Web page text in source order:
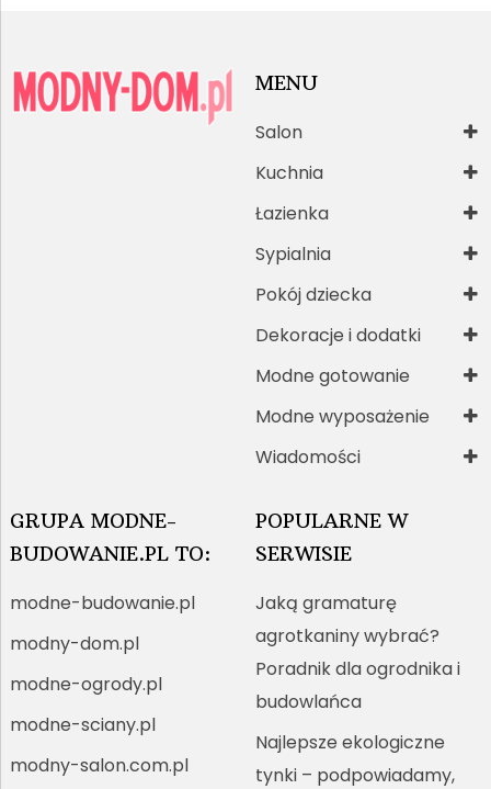
MENU
Salon
Kuchnia
Łazienka
Sypialnia
Pokój dziecka
Dekoracje i dodatki
Modne gotowanie
Modne wyposażenie
Wiadomości
GRUPA MODNE-
BUDOWANIE.PL TO:
modne-budowanie.pl
modny-dom.pl
modne-ogrody.pl
modne-sciany.pl
modny-salon.com.pl
POPULARNE W
SERWISIE
Jaką gramaturę
agrotkaniny wybrać?
Poradnik dla ogrodnika i
budowlańca
Najlepsze ekologiczne
tynki – podpowiadamy,